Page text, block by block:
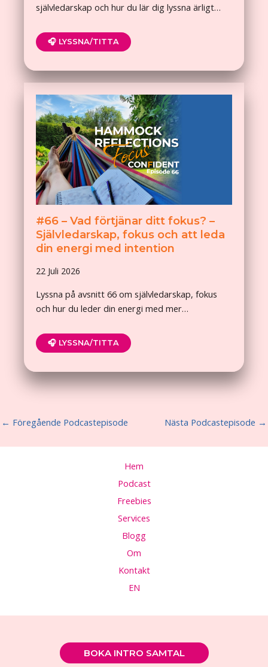
självledarskap och hur du lär dig lyssna ärligt…
🎧 LYSSNA/TITTA
#66 – Vad förtjänar ditt fokus? –
Självledarskap, fokus och att leda
din energi med intention
22 Juli 2026
Lyssna på avsnitt 66 om självledarskap, fokus
och hur du leder din energi med mer…
🎧 LYSSNA/TITTA
← Föregående Podcastepisode Nästa Podcastepisode →
Hem
Podcast
Freebies
Services
Blogg
Om
Kontakt
EN
BOKA INTRO SAMTAL